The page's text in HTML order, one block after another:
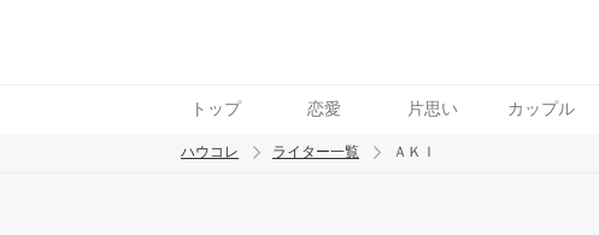
トップ 恋愛 片思い カップル
ハウコレ ライター一覧 ＡＫＩ